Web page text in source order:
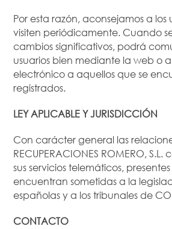
Por esta razón, aconsejamos a los
visiten periódicamente. Cuando
cambios significativos, podrá
usuarios bien mediante la web o
electrónico a aquellos que se
registrados.
LEY APLICABLE Y JURISDICCIÓN
Con carácter general las
RECUPERACIONES ROMERO, S.L.
sus servicios telemáticos,
encuentran sometidas a la
españolas y a los tribunales de
CONTACTO